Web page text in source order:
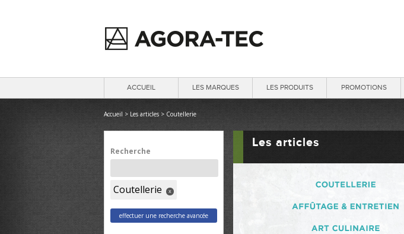
ACCUEIL LES MARQUES LES PRODUITS PROMOTIONS
Les articles
Accueil > Les articles > Coutellerie
Recherche
Coutellerie x
effectuer une recherche avancée